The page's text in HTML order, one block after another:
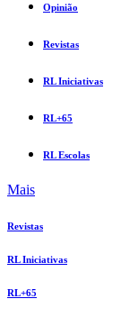
Opinião
Revistas
RL Iniciativas
RL+65
RL Escolas
Mais
Revistas
RL Iniciativas
RL+65